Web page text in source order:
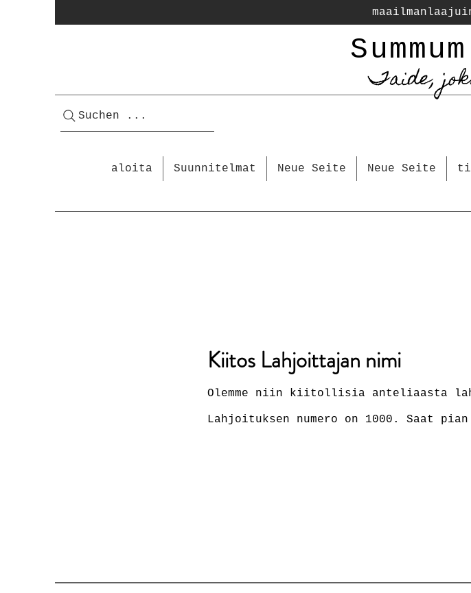
Suchen ...
Taide,
aloita Suunnitelmat Neue Seite Neue Seite
Kiitos Lahjoittajan nimi
Olemme niin kiitollisia anteliaasta
Lahjoituksen numero on 1000. Saat